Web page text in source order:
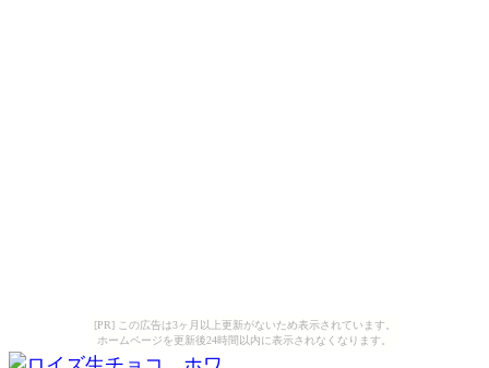
[PR] この広告は3ヶ月以上更新がないため表示されています。
ホームページを更新後24時間以内に表示されなくなります。